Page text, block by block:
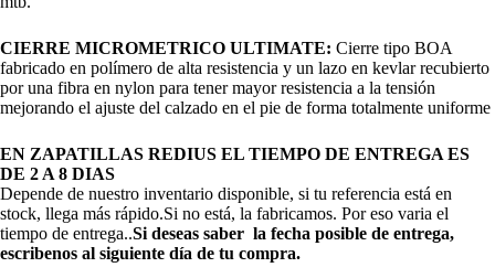
CIERRE MICROMETRICO ULTIMATE: Cierre tipo BOA
fabricado en polímero de alta resistencia y un lazo en kevlar recubierto
por una fibra en nylon para tener mayor resistencia a la tensión
mejorando el ajuste del calzado en el pie de forma totalmente uniforme
EN ZAPATILLAS REDIUS EL TIEMPO DE ENTREGA ES
DE 2 A 8 DIAS
Depende de nuestro inventario disponible, si tu referencia está en
stock, llega más rápido.Si no está, la fabricamos. Por eso varia el
tiempo de entrega..Si deseas saber la fecha posible de entrega,
escribenos al siguiente día de tu compra.